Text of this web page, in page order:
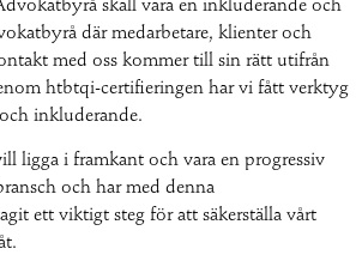
skall vara en inkluderande och
där medarbetare, klienter och
med oss kommer till sin rätt utifrån
htbtqi-certifieringen har vi fått verktyg
inkluderande.
ligga i framkant och vara en progressiv
och har med denna
ett viktigt steg för att säkerställa vårt